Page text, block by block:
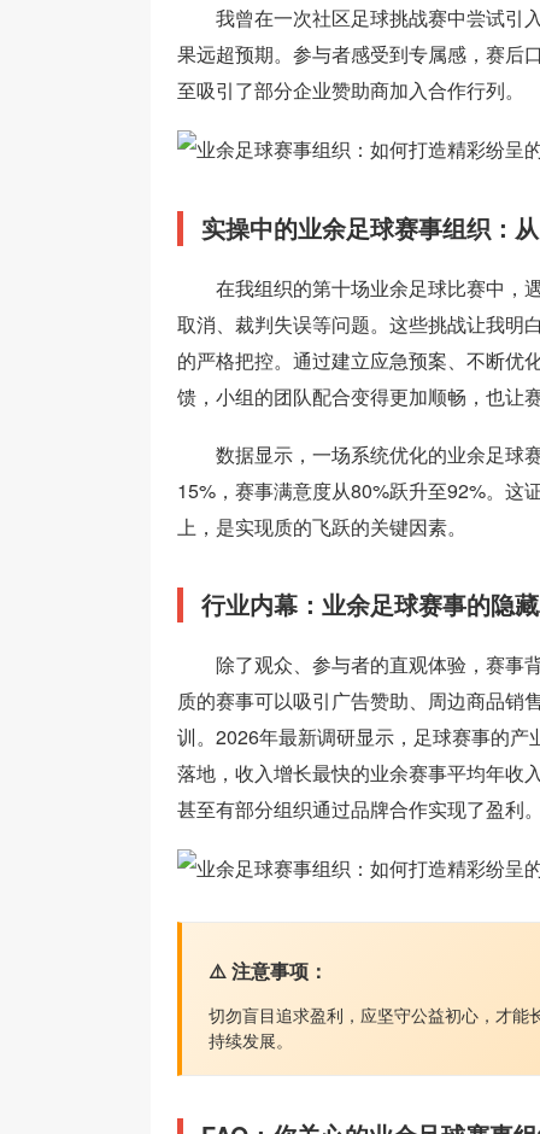
我曾在一次社区足球挑战赛中尝试引
果远超预期。参与者感受到专属感，赛后
至吸引了部分企业赞助商加入合作行列。
实操中的业余足球赛事组织：
在我组织的第十场业余足球比赛中，
取消、裁判失误等问题。这些挑战让我明
的严格把控。通过建立应急预案、不断优
馈，小组的团队配合变得更加顺畅，也让
数据显示，一场系统优化的业余足球
15%，赛事满意度从80%跃升至92%。这
上，是实现质的飞跃的关键因素。
行业内幕：业余足球赛事的隐
除了观众、参与者的直观体验，赛事
质的赛事可以吸引广告赞助、周边商品销
训。2026年最新调研显示，足球赛事的产
落地，收入增长最快的业余赛事平均年收
甚至有部分组织通过品牌合作实现了盈利
⚠️ 注意事项：
切勿盲目追求盈利，应坚守公益初心，才能
持续发展。